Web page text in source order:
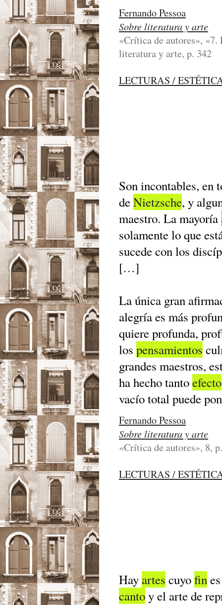
Fernando Pessoa
Sobre literatura y arte
«Crítica de autores»,
literatura y arte, p. 342
LECTURAS /
Son incontables, en
deNietzsche, y
maestro. La mayoría
solamente lo que
sucede con los
[…]
La única gran
alegría es más
quiere profunda,
los pensamientos
grandes maestros,
ha hecho tantoefecto
vacío total puede
Fernando Pessoa
Sobre literatura y arte
«Crítica de autores», 8,
LECTURAS /
Hay artes cuyofin
cantoy el arte de